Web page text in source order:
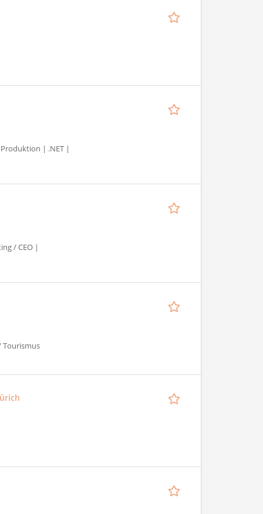
| .NET |
/ CEO |
Tourismus